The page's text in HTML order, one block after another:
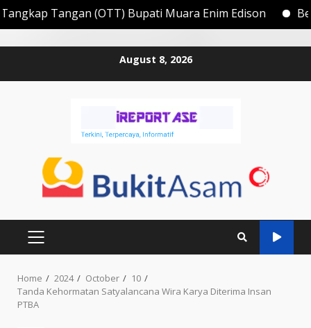
Bupati Muara Enim Edison Berikut nama - nama
August 8, 2026
PRIMARY
Home 2024 October
10
Tanda Kehormatan Satyalancana Wira Karya Diterima Insan
PTBA